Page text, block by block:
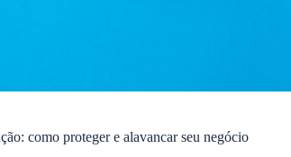
como proteger e alavancar seu negócio